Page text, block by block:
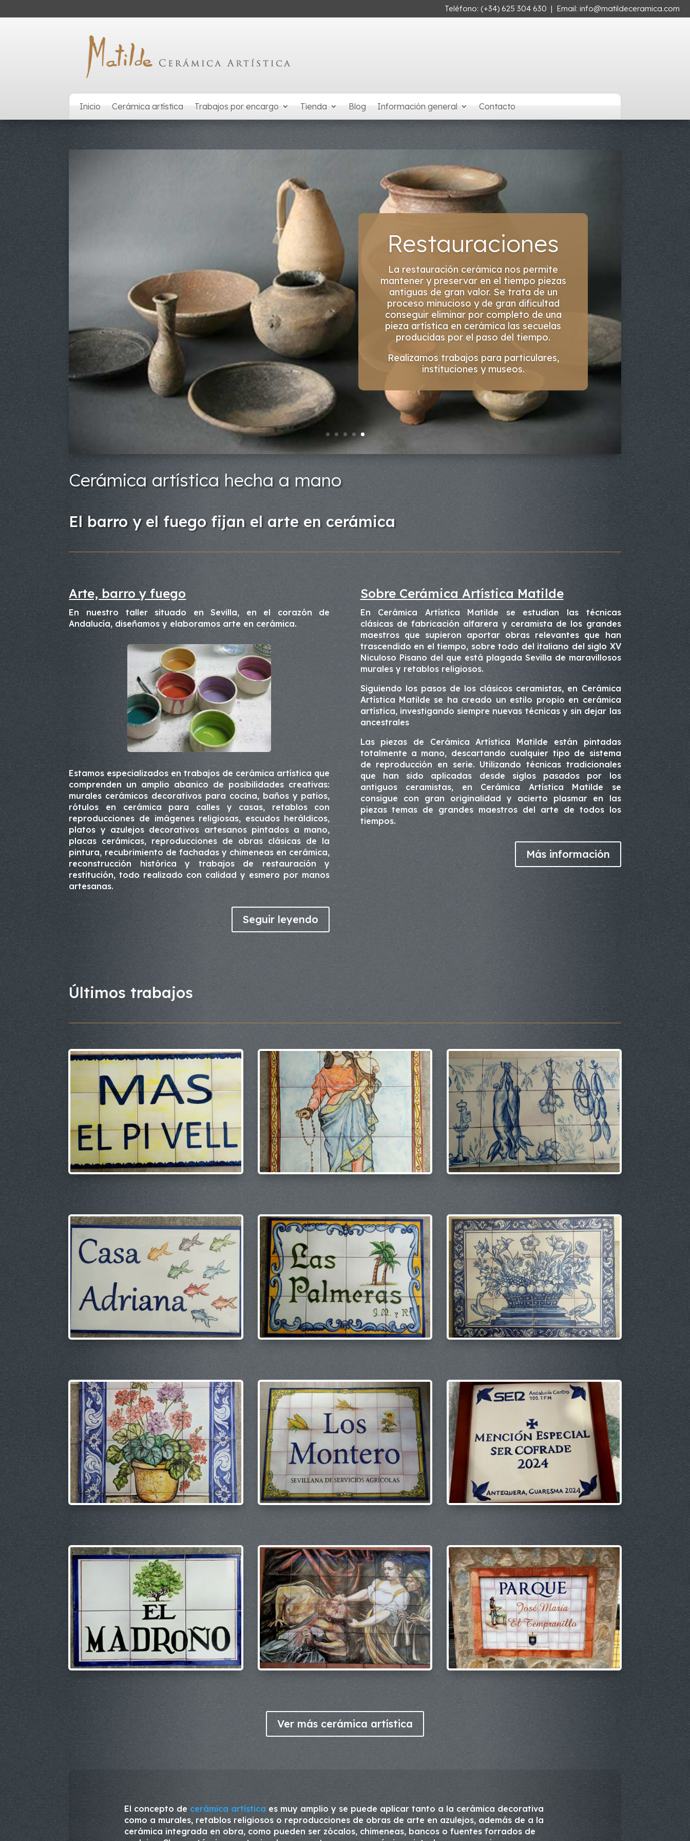
Teléfono: (+34) 625 304 630 | Email: info@matildeceramica.com
Inicio Cerámica artística Trabajos por encargo Tienda Blog Información general Contacto
Arte Medieval
La etapa histórica que abarca el arte
medieval es bastante extensa, comenzando
en el siglo V y llegando hasta el siglo XV.
Durante todo el período correspondiente a
la Alta Edad Media, los artistas
permanecieron en el anonimato, situación
que se extendió hasta el siglo XV, en el que
comienzan a ser considerados cultivadores
de las bellas artes, aumentando con ello su
Cerámica artística hecha a mano
El barro y el fuego fijan el arte en cerámica
Arte, barro y fuego
En nuestro taller situado en Sevilla, en el corazón de
Andalucía, diseñamos y elaboramos arte en cerámica.
Estamos especializados en trabajos de cerámica artística que
comprenden un amplio abanico de posibilidades creativas:
murales cerámicos decorativos para cocina, baños y patios,
rótulos en cerámica para calles y casas, retablos con
reproducciones de imágenes religiosas, escudos heráldicos,
platos y azulejos decorativos artesanos pintados a mano,
placas cerámicas, reproducciones de obras clásicas de la
pintura, recubrimiento de fachadas y chimeneas en cerámica,
reconstrucción histórica y trabajos de restauración y
restitución, todo realizado con calidad y esmero por manos
artesanas.
Seguir leyendo
Sobre Cerámica Artística Matilde
En Cerámica Artística Matilde se estudian las técnicas
clásicas de fabricación alfarera y ceramista de los grandes
maestros que supieron aportar obras relevantes que han
trascendido en el tiempo, sobre todo del italiano del siglo XV
Niculoso Pisano del que está plagada Sevilla de maravillosos
murales y retablos religiosos.
Siguiendo los pasos de los clásicos ceramistas, en Cerámica
Artística Matilde se ha creado un estilo propio en cerámica
artística, investigando siempre nuevas técnicas y sin dejar las
ancestrales
Las piezas de Cerámica Artística Matilde están pintadas
totalmente a mano, descartando cualquier tipo de sistema
de reproducción en serie. Utilizando técnicas tradicionales
que han sido aplicadas desde siglos pasados por los
antiguos ceramistas, en Cerámica Artística Matilde se
consigue con gran originalidad y acierto plasmar en las
piezas temas de grandes maestros del arte de todos los
tiempos.
Más información
Últimos trabajos
Ver más cerámica artística
El concepto de cerámica artística es muy amplio y se puede aplicar tanto a la cerámica decorativa
como a murales, retablos religiosos o reproducciones de obras de arte en azulejos, además de a la
cerámica integrada en obra, como pueden ser zócalos, chimeneas, bancos o fuentes forrados de